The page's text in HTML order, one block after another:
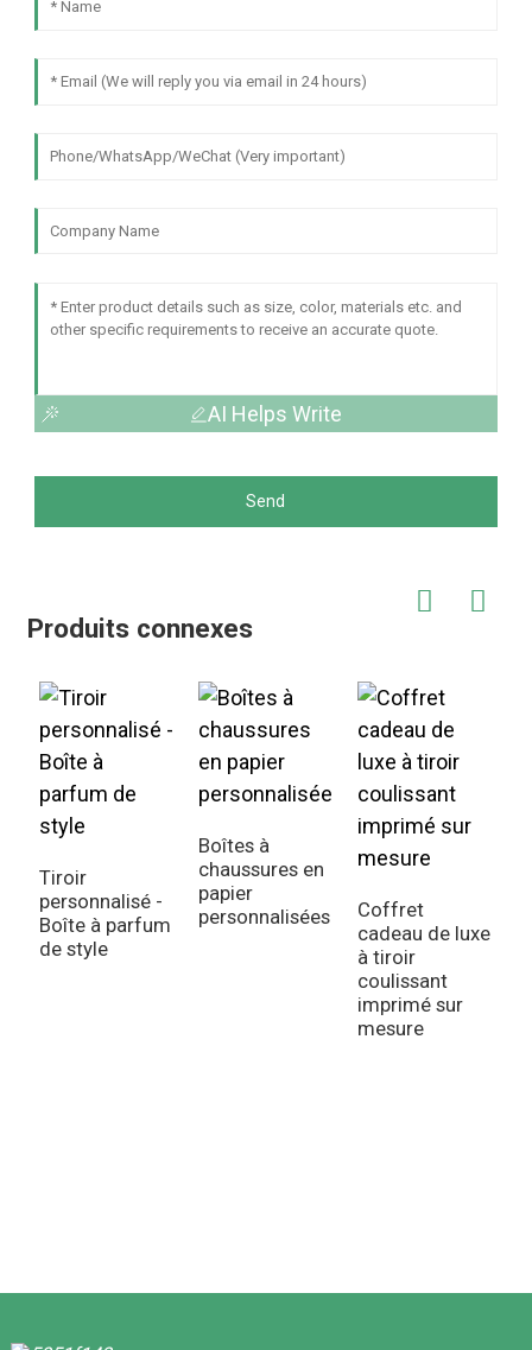
AI Helps Write
Send
Produits connexes
Tiroir
personnalisé -
Boîte à parfum
de style
Boîtes à
chaussures en
papier
personnalisées
Coffret
cadeau de luxe
à tiroir
coulissant
imprimé sur
mesure